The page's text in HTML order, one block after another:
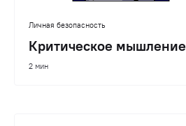
Личная безопасность
Критическое мышление
2 мин